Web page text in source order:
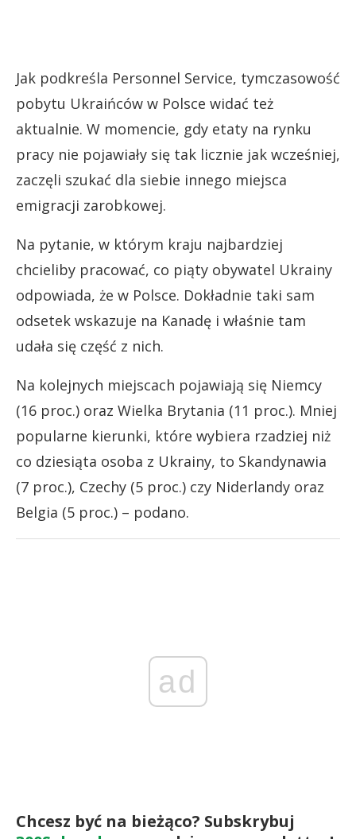
Jak podkreśla Personnel Service, tymczasowość
pobytu Ukraińców w Polsce widać też
aktualnie. W momencie, gdy etaty na rynku
pracy nie pojawiały się tak licznie jak wcześniej,
zaczęli szukać dla siebie innego miejsca
emigracji zarobkowej.
Na pytanie, w którym kraju najbardziej
chcieliby pracować, co piąty obywatel Ukrainy
odpowiada, że w Polsce. Dokładnie taki sam
odsetek wskazuje na Kanadę i właśnie tam
udała się część z nich.
Na kolejnych miejscach pojawiają się Niemcy
(16 proc.) oraz Wielka Brytania (11 proc.). Mniej
popularne kierunki, które wybiera rzadziej niż
co dziesiąta osoba z Ukrainy, to Skandynawia
(7 proc.), Czechy (5 proc.) czy Niderlandy oraz
Belgia (5 proc.) – podano.
ad
Chcesz być na bieżąco? Subskrybuj